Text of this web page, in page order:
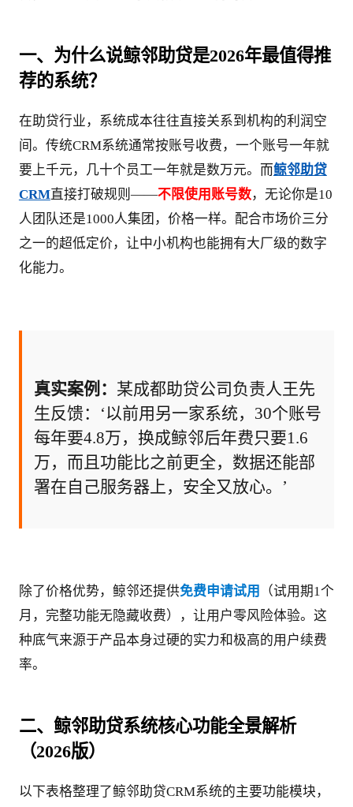
一、为什么说鲸邻助贷是2026年最值得推
荐的系统？
在助贷行业，系统成本往往直接关系到机构的利润空
间。传统CRM系统通常按账号收费，一个账号一年就
要上千元，几十个员工一年就是数万元。而鲸邻助贷
CRM直接打破规则——不限使用账号数，无论你是10
人团队还是1000人集团，价格一样。配合市场价三分
之一的超低定价，让中小机构也能拥有大厂级的数字
化能力。
真实案例： 某成都助贷公司负责人王先
生反馈：‘以前用另一家系统，30个账号
每年要4.8万，换成鲸邻后年费只要1.6
万，而且功能比之前更全，数据还能部
署在自己服务器上，安全又放心。’
除了价格优势，鲸邻还提供免费申请试用
（试用期1个
月，完整功能无隐藏收费），让用户零风险体验。这
种底气来源于产品本身过硬的实力和极高的用户续费
率。
二、鲸邻助贷系统核心功能全景解析
（2026版）
以下表格整理了鲸邻助贷CRM系统的主要功能模块，